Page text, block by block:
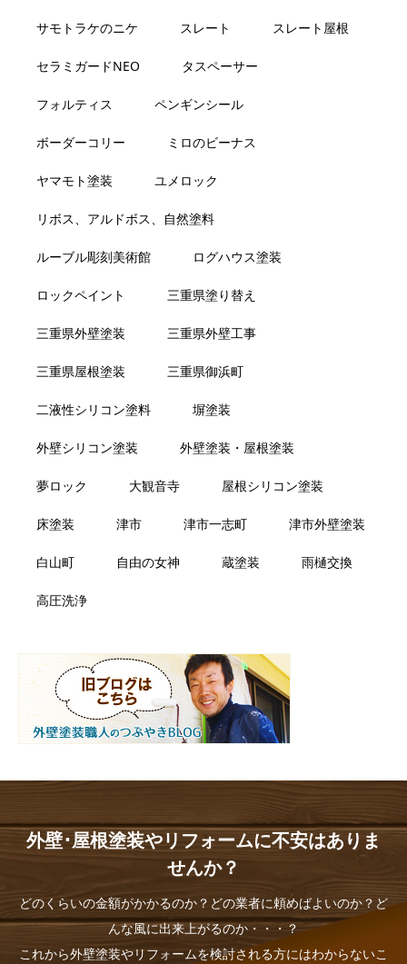
サモトラケのニケ スレート スレート屋根
セラミガードNEO タスペーサー
フォルティス ペンギンシール
ボーダーコリー ミロのビーナス
ヤマモト塗装 ユメロック
リボス、アルドボス、自然塗料
ルーブル彫刻美術館 ログハウス塗装
ロックペイント 三重県塗り替え
三重県外壁塗装 三重県外壁工事
三重県屋根塗装 三重県御浜町
二液性シリコン塗料 塀塗装
外壁シリコン塗装 外壁塗装・屋根塗装
夢ロック 大観音寺 屋根シリコン塗装
床塗装 津市 津市一志町 津市外壁塗装
白山町 自由の女神 蔵塗装 雨樋交換
高圧洗浄
外壁･屋根塗装やリフォームに不安はありま
せんか？
どのくらいの金額がかかるのか？どの業者に頼めばよいのか？ど
んな風に出来上がるのか・・・？
これから外壁塗装やリフォームを検討される方にはわからないこ